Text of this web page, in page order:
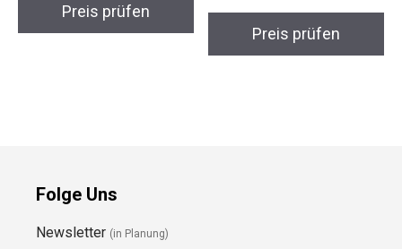
Preis prüfen
Preis prüfen
Folge Uns
Newsletter (in Planung)